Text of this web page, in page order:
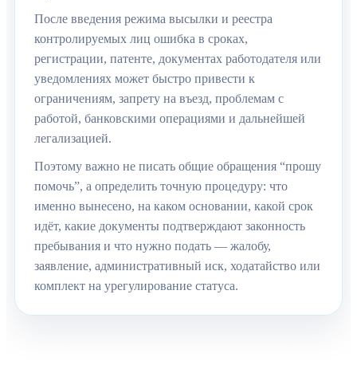
После введения режима высылки и реестра
контролируемых лиц ошибка в сроках,
регистрации, патенте, документах работодателя или
уведомлениях может быстро привести к
ограничениям, запрету на въезд, проблемам с
работой, банковскими операциями и дальнейшей
легализацией.
Поэтому важно не писать общие обращения “прошу
помочь”, а определить точную процедуру: что
именно вынесено, на каком основании, какой срок
идёт, какие документы подтверждают законность
пребывания и что нужно подать — жалобу,
заявление, административный иск, ходатайство или
комплект на урегулирование статуса.